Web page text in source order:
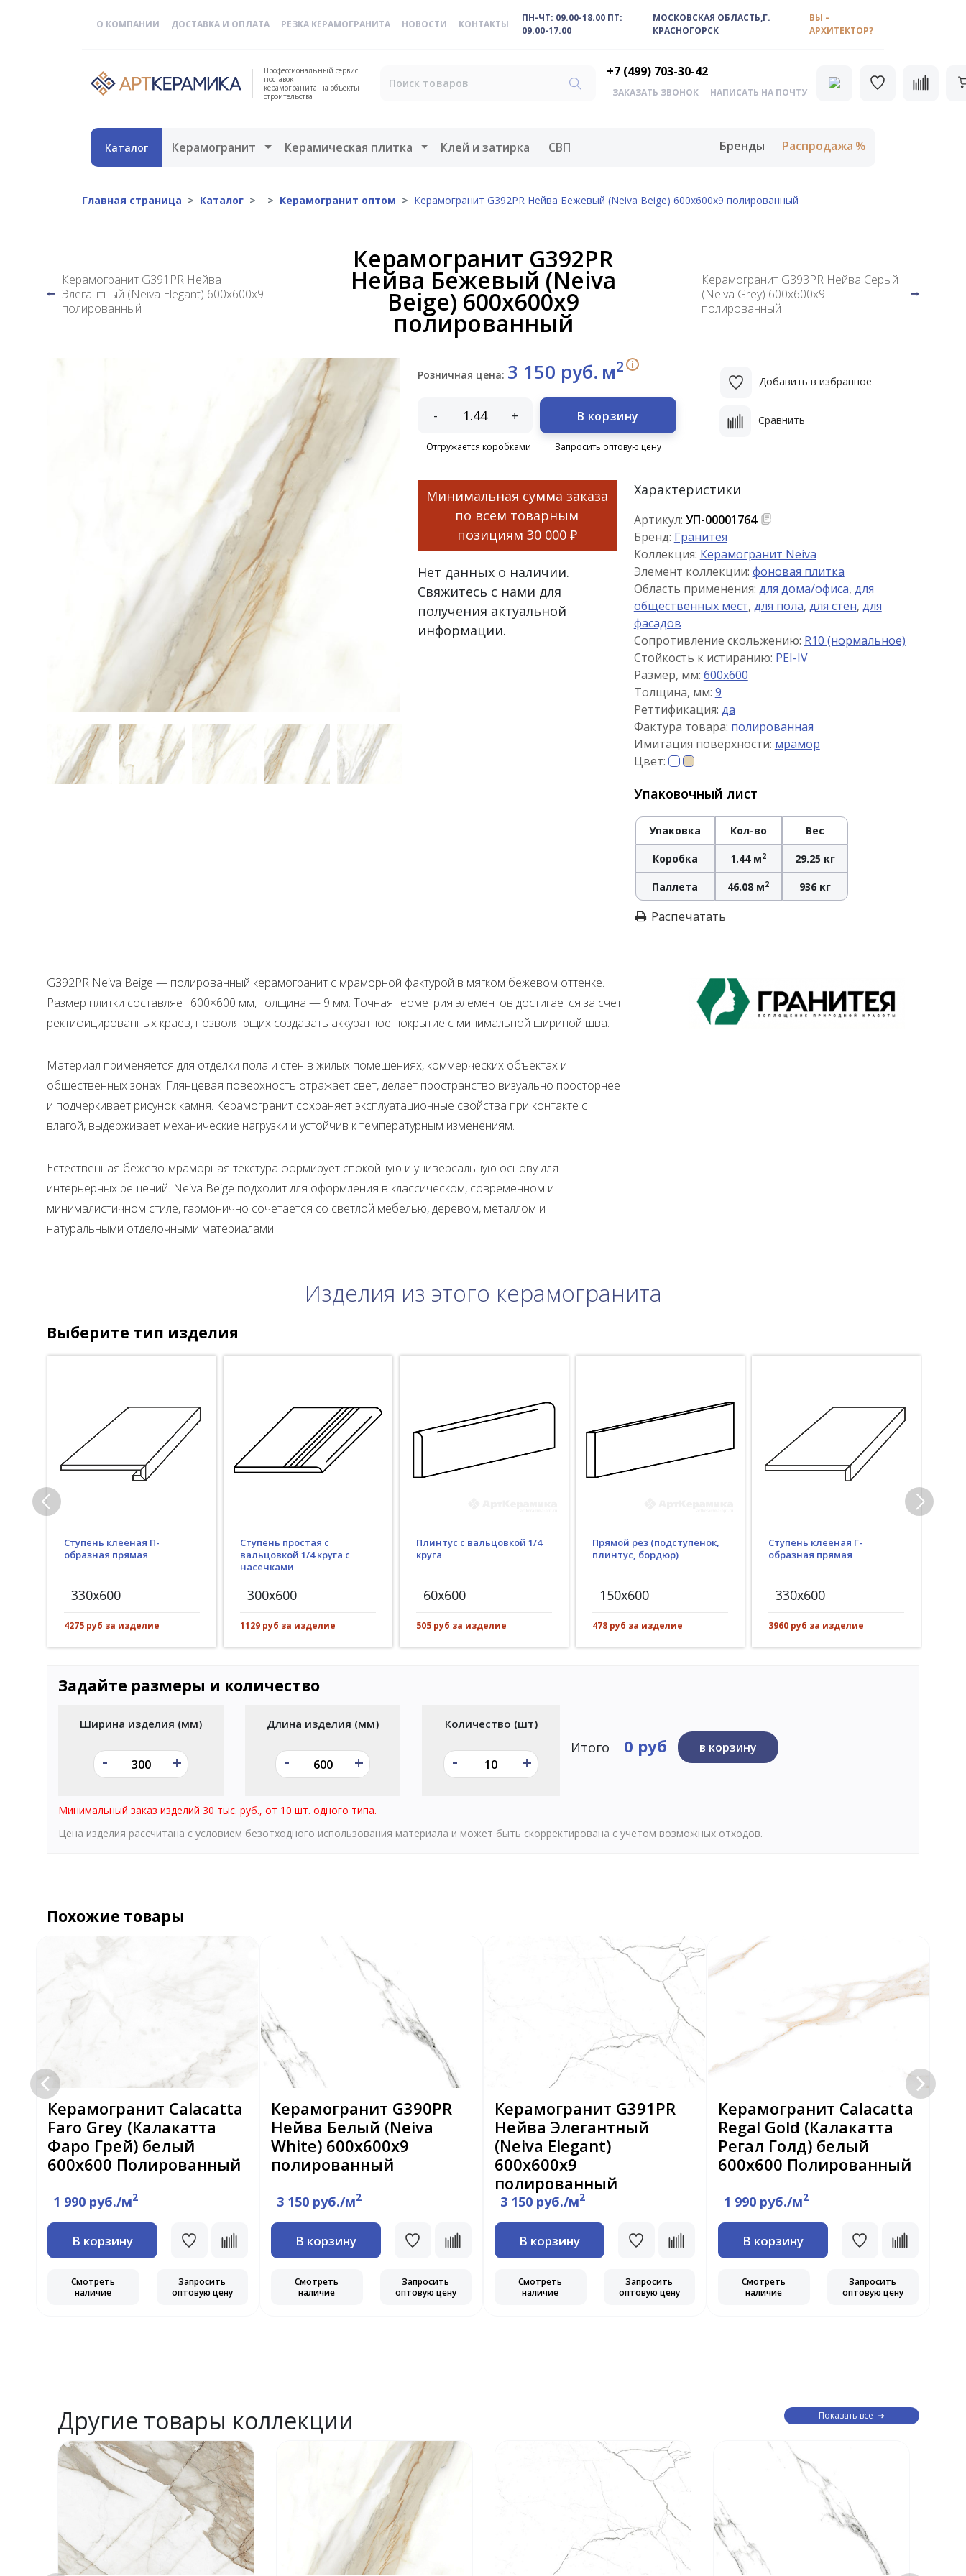
О КОМПАНИИ ДОСТАВКА И ОПЛАТА РЕЗКА КЕРАМОГРАНИТА НОВОСТИ КОНТАКТЫ
ПН-ЧТ: 09.00-18.00 ПТ:
09.00-17.00
МОСКОВСКАЯ ОБЛАСТЬ,Г.
КРАСНОГОРСК
ВЫ –
АРХИТЕКТОР?
Профессиональный сервис
поставок
керамогранита на объекты
строительства
+7 (499) 703-30-42
ЗАКАЗАТЬ ЗВОНОК НАПИСАТЬ НА ПОЧТУ
Каталог Керамогранит Открыть меню
Керамическая плитка Открыть меню
Клей и затирка СВП Бренды Распродажа
Главная страница Каталог Керамогранит оптом Керамогранит G392PR Нейва Бежевый (Neiva Beige) 600х600х9 полированный
Керамогранит G391PR Нейва
Элегантный (Neiva Elegant) 600х600х9
полированный
Керамогранит G392PR
Нейва Бежевый (Neiva
Beige) 600х600х9
полированный
Керамогранит G393PR Нейва Серый
(Neiva Grey) 600х600х9
полированный
Розничная цена: 3 150 руб. м2 i
- +
Отгружается коробками
В корзину
Запросить оптовую цену
Добавить в избранное
Сравнить
Минимальная сумма заказа
по всем товарным
позициям 30 000 ₽
Нет данных о наличии.
Свяжитесь с нами для
получения актуальной
информации.
Характеристики
Артикул: УП-00001764
Бренд: Гранитея
Коллекция: Керамогранит Neiva
Элемент коллекции: фоновая плитка
Область применения: для дома/офиса, для
общественных мест, для пола, для стен, для
фасадов
Сопротивление скольжению: R10 (нормальное)
Стойкость к истиранию: PEI-IV
Размер, мм: 600x600
Толщина, мм: 9
Реттификация: да
Фактура товара: полированная
Имитация поверхности: мрамор
Цвет:
Упаковочный лист
Упаковка Кол-во Вес
Коробка 1.44 м2 29.25 кг
Паллета 46.08 м2 936 кг
Распечатать
G392PR Neiva Beige — полированный керамогранит с мраморной фактурой в мягком бежевом оттенке.
Размер плитки составляет 600×600 мм, толщина — 9 мм. Точная геометрия элементов достигается за счет
ректифицированных краев, позволяющих создавать аккуратное покрытие с минимальной шириной шва.
Материал применяется для отделки пола и стен в жилых помещениях, коммерческих объектах и
общественных зонах. Глянцевая поверхность отражает свет, делает пространство визуально просторнее
и подчеркивает рисунок камня. Керамогранит сохраняет эксплуатационные свойства при контакте с
влагой, выдерживает механические нагрузки и устойчив к температурным изменениям.
Естественная бежево-мраморная текстура формирует спокойную и универсальную основу для
интерьерных решений. Neiva Beige подходит для оформления в классическом, современном и
минималистичном стиле, гармонично сочетается со светлой мебелью, деревом, металлом и
натуральными отделочными материалами.
Изделия из этого керамогранита
Выберите тип изделия
Ступень клееная П-
образная прямая
330x600
4275 руб за изделие
Ступень простая с
вальцовкой 1/4 круга с
насечками
300x600
1129 руб за изделие
Плинтус с вальцовкой 1/4
круга
60x600
505 руб за изделие
Прямой рез (подступенок,
плинтус, бордюр)
150x600
478 руб за изделие
Ступень клееная Г-
образная прямая
330x600
3960 руб за изделие
Задайте размеры и количество
Ширина изделия (мм)
- +
Длина изделия (мм)
- +
Количество (шт)
- +
Итого 0 руб в корзину
Минимальный заказ изделий 30 тыс. руб., от 10 шт. одного типа.
Цена изделия рассчитана с условием безотходного использования материала и может быть скорректирована с учетом возможных отходов.
Похожие товары
Керамогранит Calacatta
Faro Grey (Калакатта
Фаро Грей) белый
600x600 Полированный
1 990 руб./м2
В корзину
Смотреть
наличие
Запросить
оптовую цену
Керамогранит G390PR
Нейва Белый (Neiva
White) 600х600х9
полированный
3 150 руб./м2
В корзину
Смотреть
наличие
Запросить
оптовую цену
Керамогранит G391PR
Нейва Элегантный
(Neiva Elegant)
600х600х9
полированный
3 150 руб./м2
В корзину
Смотреть
наличие
Запросить
оптовую цену
Керамогранит Calacatta
Regal Gold (Калакатта
Регал Голд) белый
600x600 Полированный
1 990 руб./м2
В корзину
Смотреть
наличие
Запросить
оптовую цену
Другие товары коллекции Показать все